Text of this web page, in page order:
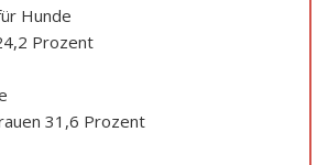
Hunde
Prozent
31,6 Prozent